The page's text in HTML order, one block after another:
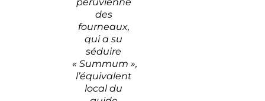
péruvienne
des
fourneaux,
qui a su
séduire
« Summum »,
l’équivalent
local du